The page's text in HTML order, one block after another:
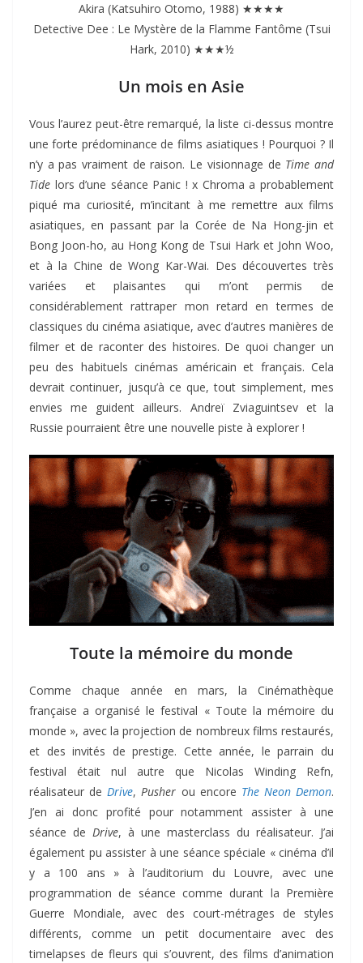
Akira (Katsuhiro Otomo, 1988) ★★★★
Detective Dee : Le Mystère de la Flamme Fantôme (Tsui
Hark, 2010) ★★★½
Un mois en Asie
Vous l’aurez peut-être remarqué, la liste ci-dessus montre
une forte prédominance de films asiatiques ! Pourquoi ? Il
n’y a pas vraiment de raison. Le visionnage de Time and
Tide lors d’une séance Panic ! x Chroma a probablement
piqué ma curiosité, m’incitant à me remettre aux films
asiatiques, en passant par la Corée de Na Hong-jin et
Bong Joon-ho, au Hong Kong de Tsui Hark et John Woo,
et à la Chine de Wong Kar-Wai. Des découvertes très
variées et plaisantes qui m’ont permis de
considérablement rattraper mon retard en termes de
classiques du cinéma asiatique, avec d’autres manières de
filmer et de raconter des histoires. De quoi changer un
peu des habituels cinémas américain et français. Cela
devrait continuer, jusqu’à ce que, tout simplement, mes
envies me guident ailleurs. Andreï Zviaguintsev et la
Russie pourraient être une nouvelle piste à explorer !
Toute la mémoire du monde
Comme chaque année en mars, la Cinémathèque
française a organisé le festival « Toute la mémoire du
monde », avec la projection de nombreux films restaurés,
et des invités de prestige. Cette année, le parrain du
festival était nul autre que Nicolas Winding Refn,
réalisateur deDrive,Pusher ou encore The Neon Demon.
J’en ai donc profité pour notamment assister à une
séance de Drive, à une masterclass du réalisateur. J’ai
également pu assister à une séance spéciale « cinéma d’il
y a 100 ans » à l’auditorium du Louvre, avec une
programmation de séance comme durant la Première
Guerre Mondiale, avec des court-métrages de styles
différents, comme un petit documentaire avec des
timelapses de fleurs qui s’ouvrent, des films d’animation